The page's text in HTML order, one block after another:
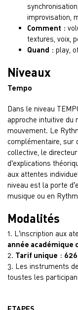
improvisation,
Comment :
textures, voix,
Quand : play,
Niveaux
Tempo
Dans le niveau
approche intuitive du
mouvement. Le
complémentaire, sur
collective, le
d’explications
aux attentes
niveau est la porte
musique ou en
Modalités
1. L’inscription aux
année académique
2. Tarif unique :
3. Les instruments
toustes les